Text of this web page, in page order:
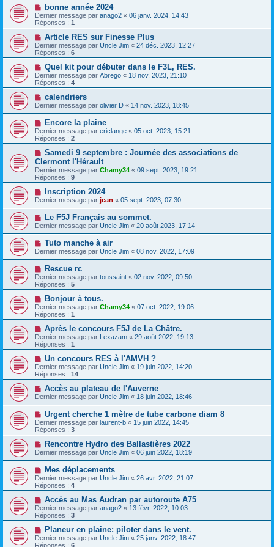
bonne année 2024
Dernier message par anago2 « 06 janv. 2024, 14:43
Réponses : 1
Article RES sur Finesse Plus
Dernier message par Uncle Jim « 24 déc. 2023, 12:27
Réponses : 6
Quel kit pour débuter dans le F3L, RES.
Dernier message par Abrego « 18 nov. 2023, 21:10
Réponses : 4
calendriers
Dernier message par olivier D « 14 nov. 2023, 18:45
Encore la plaine
Dernier message par ericlange « 05 oct. 2023, 15:21
Réponses : 2
Samedi 9 septembre : Journée des associations de
Clermont l'Hérault
Dernier message par Chamy34 « 09 sept. 2023, 19:21
Réponses : 9
Inscription 2024
Dernier message par jean « 05 sept. 2023, 07:30
Le F5J Français au sommet.
Dernier message par Uncle Jim « 20 août 2023, 17:14
Tuto manche à air
Dernier message par Uncle Jim « 08 nov. 2022, 17:09
Rescue rc
Dernier message par toussaint « 02 nov. 2022, 09:50
Réponses : 5
Bonjour à tous.
Dernier message par Chamy34 « 07 oct. 2022, 19:06
Réponses : 1
Après le concours F5J de La Châtre.
Dernier message par Lexazam « 29 août 2022, 19:13
Réponses : 1
Un concours RES à l'AMVH ?
Dernier message par Uncle Jim « 19 juin 2022, 14:20
Réponses : 14
Accès au plateau de l'Auverne
Dernier message par Uncle Jim « 18 juin 2022, 18:46
Urgent cherche 1 mètre de tube carbone diam 8
Dernier message par laurent-b « 15 juin 2022, 14:45
Réponses : 3
Rencontre Hydro des Ballastières 2022
Dernier message par Uncle Jim « 06 juin 2022, 18:19
Mes déplacements
Dernier message par Uncle Jim « 26 avr. 2022, 21:07
Réponses : 4
Accès au Mas Audran par autoroute A75
Dernier message par anago2 « 13 févr. 2022, 10:03
Réponses : 3
Planeur en plaine: piloter dans le vent.
Dernier message par Uncle Jim « 25 janv. 2022, 18:47
Réponses : 6